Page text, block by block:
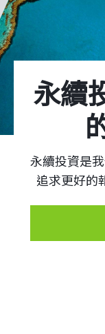
永續投資是
追求更好的